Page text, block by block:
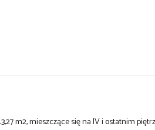
m2, mieszczące się na IV i ostatnim